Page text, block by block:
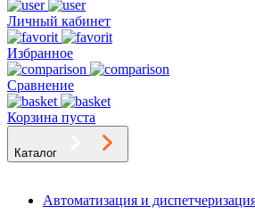
Личный кабинет
Избранное
Сравнение
Корзина пуста
Каталог
Автоматизация и